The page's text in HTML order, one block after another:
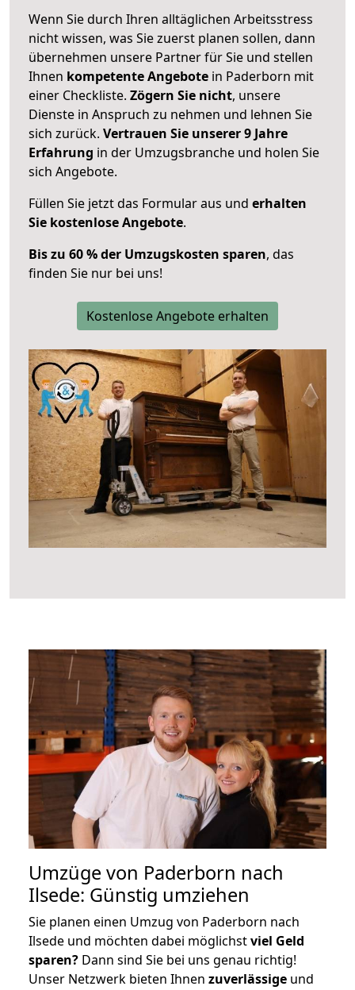
Wenn Sie durch Ihren alltäglichen Arbeitsstress
nicht wissen, was Sie zuerst planen sollen, dann
übernehmen unsere Partner für Sie und stellen
Ihnen kompetente Angebote in Paderborn mit
einer Checkliste. Zögern Sie nicht, unsere
Dienste in Anspruch zu nehmen und lehnen Sie
sich zurück. Vertrauen Sie unserer 9 Jahre
Erfahrung in der Umzugsbranche und holen Sie
sich Angebote.
Füllen Sie jetzt das Formular aus und erhalten
Sie kostenlose Angebote.
Bis zu 60 % der Umzugskosten sparen, das
finden Sie nur bei uns!
Kostenlose Angebote erhalten
Umzüge von Paderborn nach
Ilsede: Günstig umziehen
Sie planen einen Umzug von Paderborn nach
Ilsede und möchten dabei möglichstviel Geld
sparen? Dann sind Sie bei uns genau richtig!
Unser Netzwerk bieten Ihnen zuverlässige und